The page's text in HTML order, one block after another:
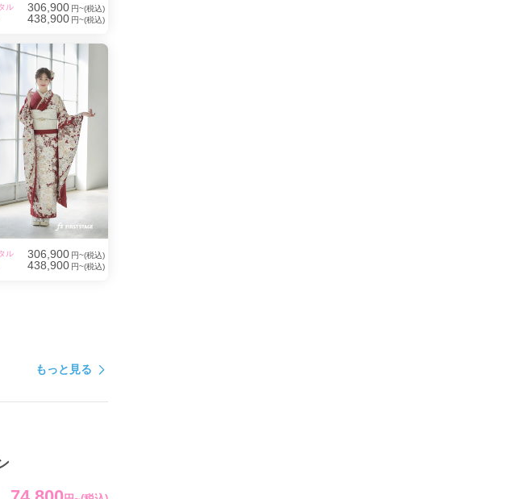
ル 306,900 円~(税込)
438,900 円~(税込)
ル 306,900 円~(税込)
438,900 円~(税込)
もっと見る